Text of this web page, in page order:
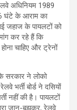
अधिनियम 1989
घंटे के आराम का
जहाज के पायलटों को
कर रहे हैं कि
चाहिए और ट्रेनों
सरकार ने लोको
भर्ती बोर्ड ने दसियों
नहीं की है। पायलटों
जान-बूझकर, रेलवे